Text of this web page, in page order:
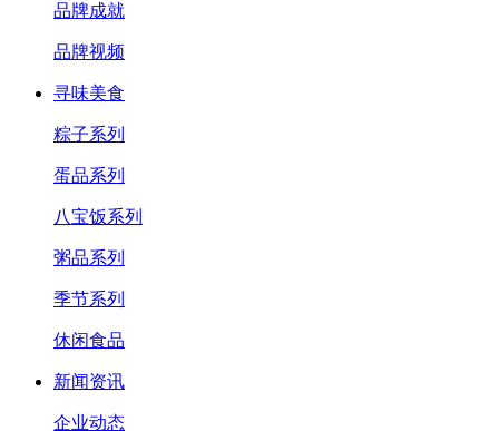
品牌成就
品牌视频
寻味美食
粽子系列
蛋品系列
八宝饭系列
粥品系列
季节系列
休闲食品
新闻资讯
企业动态